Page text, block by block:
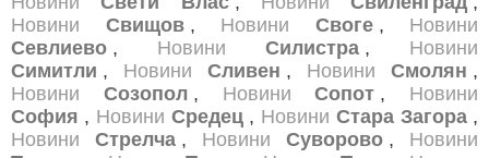
Новини
Свищов , Новини Своге , Новини
Севлиево , Новини Силистра , Новини
Симитли , Новини Сливен , Новини Смолян ,
Новини
Созопол , Новини Сопот , Новини
София , Новини Средец , Новини Стара Загора ,
Новини
Стрелча , Новини Суворово , Новини